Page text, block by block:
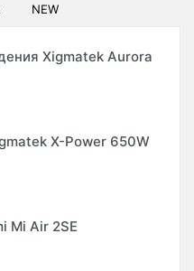
NEW
Xigmatek Aurora
X-Power 650W
Mi Air 2SE